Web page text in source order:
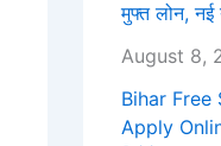
मुफ्त लोन,
August 8,
Bihar Free
Apply